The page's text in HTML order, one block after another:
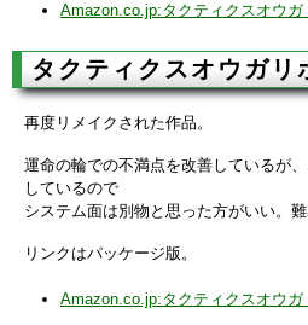
Amazon.co.jp:タクティクスオウ
タクティクスオウガリ
再度リメイクされた作品。
運命の輪での不満点を改善しているが
しているので
システム面は別物と思った方がいい。
リンクはパッケージ版。
Amazon.co.jp:タクティクスオウ